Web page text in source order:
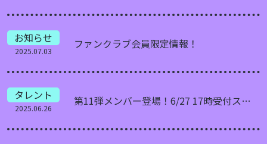
お知らせ
2025.07.03
ファンクラブ会員限定情報！
タレント
2025.06.26
第11弾メンバー登場！6/27 17時受付スタート